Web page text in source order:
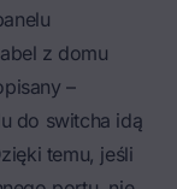
z domu
–
do switcha idą
temu, jeśli